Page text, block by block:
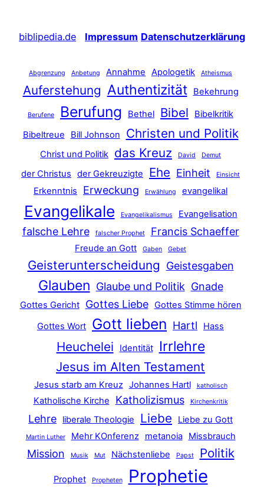
biblipedia.de Impressum Datenschutzerklärung
Abgrenzung Anbetung Annahme Apologetik Atheismus
Auferstehung Authentizität Bekehrung
Berufene Berufung Bethel Bibel
Bibelkritik
Bibeltreue
Bill Johnson Christen und Politik
Christ und Politik das Kreuz David Demut
der Christus der Gekreuzigte Ehe Einheit Einsicht
Erkenntnis Erweckung Erwählung evangelikal
Evangelikale Evangelikalismus Evangelisation
falsche Lehre falscher Prophet Francis Schaeffer
Freude an Gott Gaben Gebet
Geisterunterscheidung Geistesgaben
Glauben Glaube und Politik Gnade
Gottes Gericht Gottes Liebe Gottes Stimme hören
Gottes Wort
Gott lieben Hartl Hass
Heuchelei Identität Irrlehre
Jesus im Alten Testament
Jesus starb am Kreuz Johannes Hartl katholisch
Katholische Kirche Katholizismus Kirchenkritik
Lehre liberale Theologie Liebe Liebe zu Gott
Martin Luther Mehr KOnferenz metanoia Missbrauch
Mission Musik Mut Nächstenliebe Papst Politik
Prophet Propheten Prophetie